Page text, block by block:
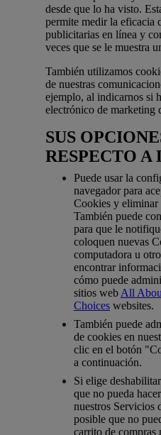
desde que lo ha visto.
permite medir la eficacia
publicitarias en línea y
veces que se le muestra
También utilizamos
de nuestras
ejemplo, al indicarnos si
electrónico de marketing
SUS
RESPECTO A
Puede usar la
navegador para
Cookies y eliminar
También puede
para que le
coloquen nuevas
computadora u
encontrar
cómo puede
sitios web All
Choices websites.
También puede
de cookies en
clic en el botón
a continuación.
Si elige
que no pueda
nuestros Servicios
posible que no
carrito de